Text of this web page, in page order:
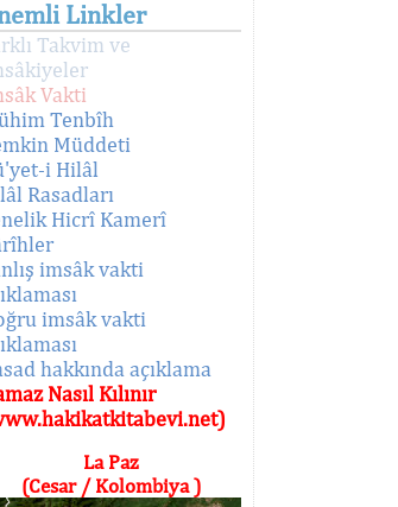
Linkler
Takvim ve
Vakti
Tenbîh
Müddeti
i Hilâl
Rasadları
Hicrî Kamerî
imsâk vakti
imsâk vakti
hakkında açıklama
Nasıl Kılınır
La Paz
(Cesar / Kolombiya )